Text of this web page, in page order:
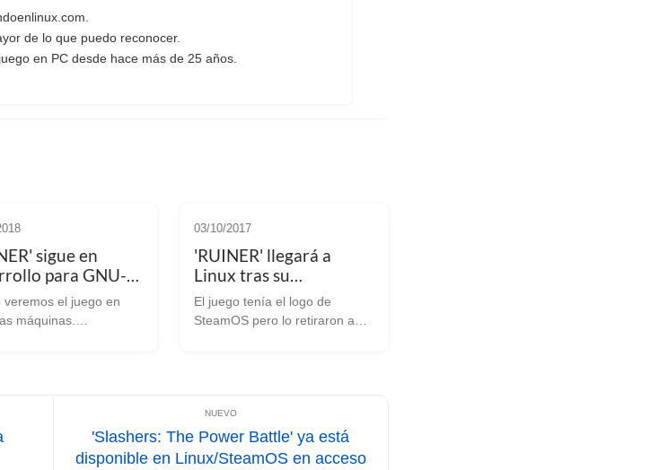
de lo que puedo reconocer.
en PC desde hace más de 25 años.
sigue en
para GNU-
SteamOS
veremos el juego en
máquinas.
esperado, “Ruine...
03/10/2017
'RUINER' llegará a
Linux tras su
lanzamiento en
consolas
El juego tenía el logo de
SteamOS pero lo retiraron a
anunciado para su lanzamiento
...
'Slashers: The Power Battle' ya está
disponible en Linux/SteamOS en acceso